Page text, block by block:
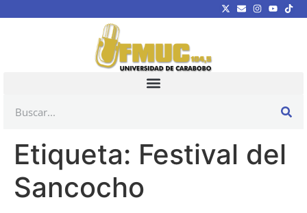
Etiqueta: Festival del
Sancocho